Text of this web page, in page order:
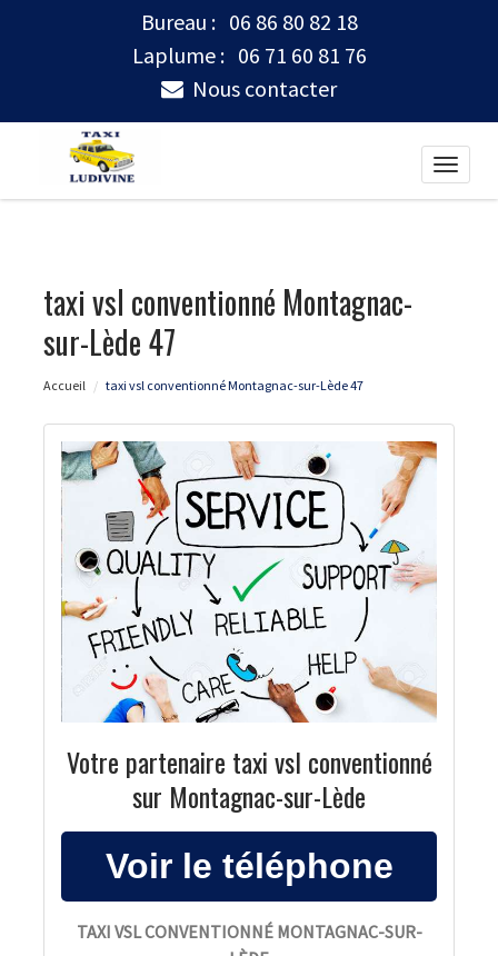
Bureau : 06 86 80 82 18
Laplume : 06 71 60 81 76
Nous contacter
Toggle
taxi vsl conventionné Montagnac-
sur-Lède 47
Accueil taxi vsl conventionné Montagnac-sur-Lède 47
Votre partenaire taxi vsl conventionné
sur Montagnac-sur-Lède
TAXI VSL CONVENTIONNÉ MONTAGNAC-SUR-